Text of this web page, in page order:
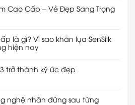
Cao Cấp – Vẻ Đẹp Sang Trọng
là gì? Vì sao khăn lụa SenSilk
hiện nay
trở thành ký ức đẹp
nghệ nhân đứng sau từng